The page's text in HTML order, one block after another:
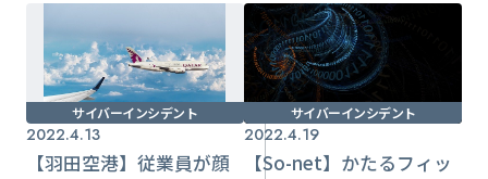
サイバーインシデント
2022.4.13
【羽田空港】従業員が顔
サイバーインシデント
2022.4.19
【So-net】かたるフィッ